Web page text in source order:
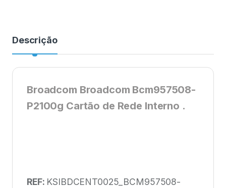
Descrição
Broadcom Broadcom Bcm957508-
P2100g Cartão de Rede Interno .
REF: KSIBDCENT0025_BCM957508-